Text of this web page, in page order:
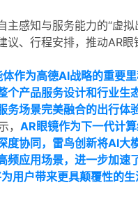
感知与服务能力的“虚拟
议、行程安排，推动AR
体作为高德AI战略的重要
个产品服务设计和行业生
务场景完美融合的出行体
，AR眼镜作为下一代计
协同，雷鸟创新将AI大
频应用场景，进一步加
用户带来更具颠覆性的